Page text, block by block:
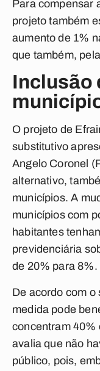
Para compensar
projeto também
aumento de 1%
que também,
Inclusão
O projeto de
substitutivo
Angelo Coronel
alternativo,
municípios. A
municípios com
habitantes
previdenciária
de 20% para 8%.
De acordo com
medida pode
concentram 40%
avalia que não
público, pois,